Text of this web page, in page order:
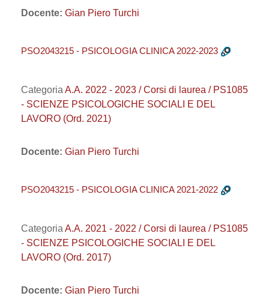
Docente: Gian Piero Turchi
PSO2043215 - PSICOLOGIA CLINICA 2022-2023
Categoria A.A. 2022 - 2023 / Corsi di laurea / PS1085
- SCIENZE PSICOLOGICHE SOCIALI E DEL
LAVORO (Ord. 2021)
Docente: Gian Piero Turchi
PSO2043215 - PSICOLOGIA CLINICA 2021-2022
Categoria A.A. 2021 - 2022 / Corsi di laurea / PS1085
- SCIENZE PSICOLOGICHE SOCIALI E DEL
LAVORO (Ord. 2017)
Docente: Gian Piero Turchi